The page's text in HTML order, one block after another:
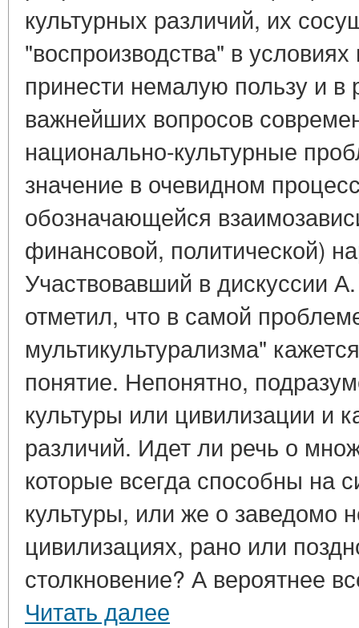
культурных различий, их
"воспроизводства" в
принести немалую пользу и в
важнейших вопросов
национально-культурные
значение в очевидном
обозначающейся
финансовой, политической)
Участвовавший в дискуссии
отметил, что в самой
мультикультурализма"
понятие. Непонятно,
культуры или цивилизации и
различий. Идет ли речь о
которые всегда способны на
культуры, или же о заведомо
цивилизациях, рано или
столкновение? А вероятнее
Читать далее